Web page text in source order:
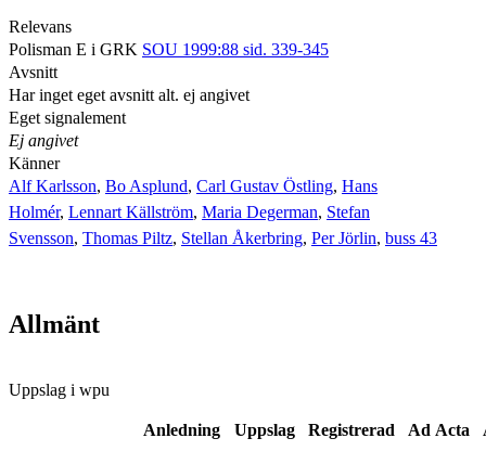
Relevans
Polisman E i GRK SOU 1999:88 sid. 339-345
Avsnitt
Har inget eget avsnitt alt. ej angivet
Eget signalement
Ej angivet
Känner
Alf Karlsson, Bo Asplund, Carl Gustav Östling, Hans
Holmér, Lennart Källström, Maria Degerman, Stefan
Svensson, Thomas Piltz, Stellan Åkerbring, Per Jörlin, buss 43
Allmänt
Uppslag i wpu
Anledning Uppslag Registrerad Ad Acta